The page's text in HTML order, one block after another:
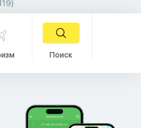
Поиск